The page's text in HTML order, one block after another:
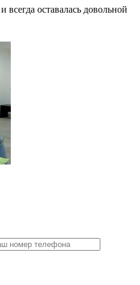
всегда оставалась довольной